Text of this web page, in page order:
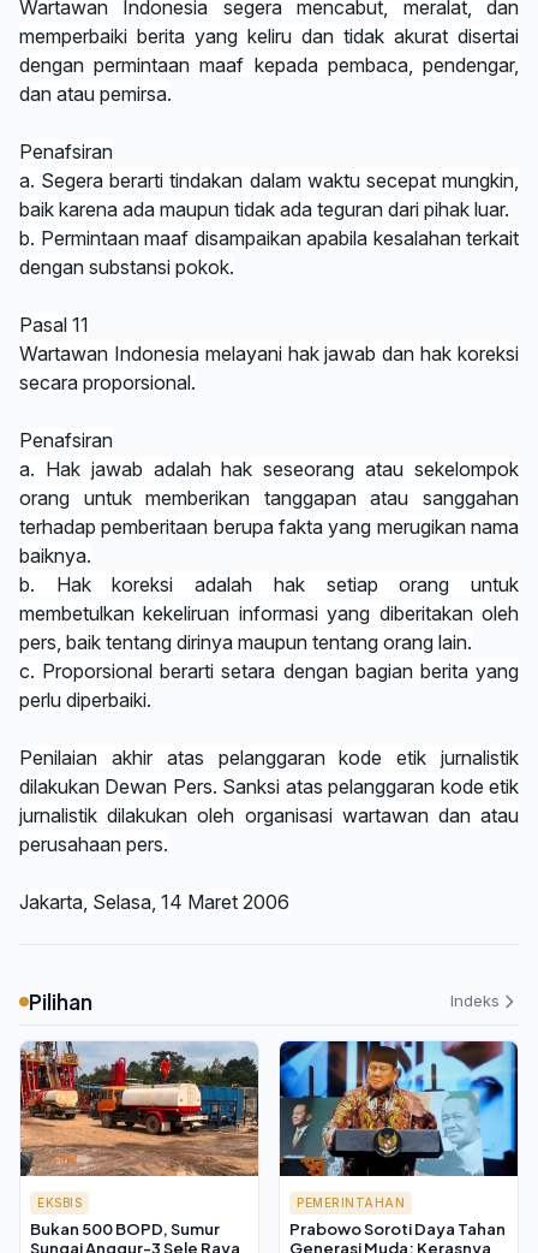
Wartawan Indonesia segera mencabut, meralat, dan
memperbaiki berita yang keliru dan tidak akurat disertai
dengan permintaan maaf kepada pembaca, pendengar,
dan atau pemirsa.
Penafsiran
a. Segera berarti tindakan dalam waktu secepat mungkin,
baik karena ada maupun tidak ada teguran dari pihak luar.
b. Permintaan maaf disampaikan apabila kesalahan terkait
dengan substansi pokok.
Pasal 11
Wartawan Indonesia melayani hak jawab dan hak koreksi
secara proporsional.
Penafsiran
a. Hak jawab adalah hak seseorang atau sekelompok
orang untuk memberikan tanggapan atau sanggahan
terhadap pemberitaan berupa fakta yang merugikan nama
baiknya.
b. Hak koreksi adalah hak setiap orang untuk
membetulkan kekeliruan informasi yang diberitakan oleh
pers, baik tentang dirinya maupun tentang orang lain.
c. Proporsional berarti setara dengan bagian berita yang
perlu diperbaiki.
Penilaian akhir atas pelanggaran kode etik jurnalistik
dilakukan Dewan Pers. Sanksi atas pelanggaran kode etik
jurnalistik dilakukan oleh organisasi wartawan dan atau
perusahaan pers.
Jakarta, Selasa, 14 Maret 2006
Pilihan Indeks
EKSBIS
Bukan 500 BOPD, Sumur
Sungai Anggur-3 Sele Raya
PEMERINTAHAN
Prabowo Soroti Daya Tahan
Generasi Muda: Kerasnya